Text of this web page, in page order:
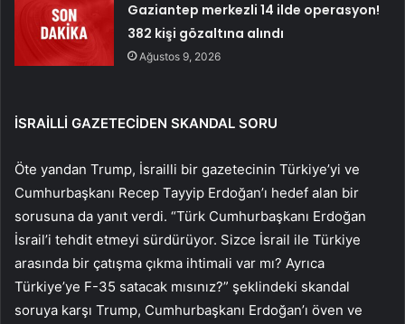
Gaziantep merkezli 14 ilde operasyon!
382 kişi gözaltına alındı
Ağustos 9, 2026
İSRAİLLİ GAZETECİDEN SKANDAL SORU
Öte yandan Trump, İsrailli bir gazetecinin Türkiye’yi ve
Cumhurbaşkanı Recep Tayyip Erdoğan’ı hedef alan bir
sorusuna da yanıt verdi. “Türk Cumhurbaşkanı Erdoğan
İsrail’i tehdit etmeyi sürdürüyor. Sizce İsrail ile Türkiye
arasında bir çatışma çıkma ihtimali var mı? Ayrıca
Türkiye’ye F-35 satacak mısınız?” şeklindeki skandal
soruya karşı Trump, Cumhurbaşkanı Erdoğan’ı öven ve